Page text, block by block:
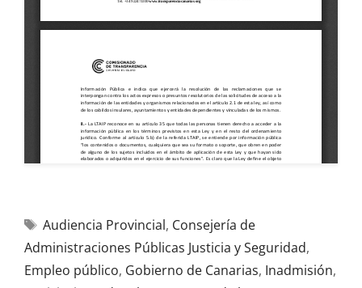
Audiencia Provincial, Consejería de
Administraciones Públicas Justicia y Seguridad,
Empleo público, Gobierno de Canarias, Inadmisión,